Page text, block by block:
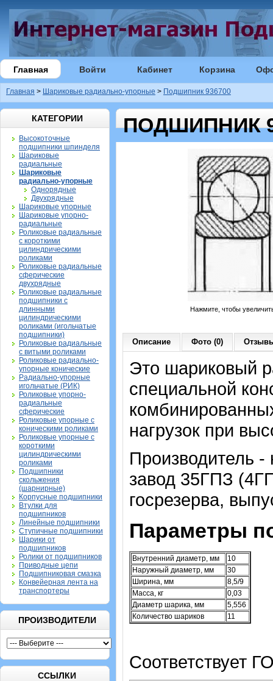
Главная Войти Кабинет Корзина
Главная > Шариковые радиально-упорные > Подшипник 936700
КАТЕГОРИИ
Высокоточные
подшипники шпинделя
Шариковые
радиальные
Шариковые
радиально-упорные
Однорядные
Двухрядные
Шариковые упорные
Шариковые упорно-
радиальные
Роликовые радиальные
с короткими
цилиндрическими
роликами
Роликовые радиальные
сферические
двухрядные
Роликовые радиальные
подшипники с
длинными
цилиндрическими
роликами (игольчатые
подшипники)
Роликовые радиальные
с витыми роликами
Роликовые радиально-
упорные конические
Радиально-упорные
игольчатые (РИК)
Роликовые упорно-
радиальные
сферические
Роликовые упорные с
коническими роликами
Роликовые упорные с
короткими
цилиндрическими
роликами
Подшипники
скольжения
(шарнирные)
Корпусные подшипники
Втулки для
подшипников
Линейные подшипники
Ступичные подшипники
Шарики от
подшипников
Ролики от подшипников
Приводные цепи
Подшипниковая смазка
Конвейерная лента на
транспортеры
ПРОИЗВОДИТЕЛИ
ССЫЛКИ
ПОДШИПНИК
Нажмите, чтобы
Описание Фото (0)
Это шариковый
специальной
нагрузок при
Производитель
завод 35ГПЗ
госрезерва,
Параметры
Внутренний диаметр, мм
10
Наружный диаметр, мм
30
Ширина, мм
8,5/9
Масса, кг
0,03
Диаметр шарика, мм
5,556
Количество шариков
11
Соответствует